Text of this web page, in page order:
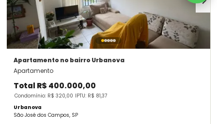
Apartamento no bairro Urbanova
Apartamento
Total R$ 400.000,00
Condomínio: R$ 320,00 IPTU: R$ 81,37
Urbanova
São José dos Campos, SP